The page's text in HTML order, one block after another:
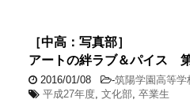
［中高：写真部］
アートの絆ラブ＆パイス
2016/01/08 -筑陽学園高等学
平成27年度, 文化部, 卒業生